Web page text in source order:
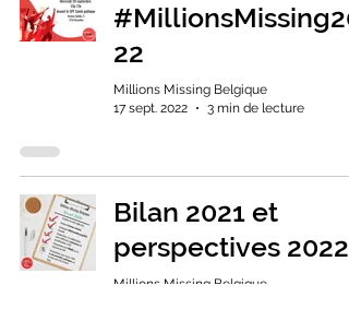
#MillionsMissing20
22
Millions Missing Belgique
17 sept. 2022
3 min de lecture
Bilan 2021 et
perspectives 2022
Millions Missing Belgique